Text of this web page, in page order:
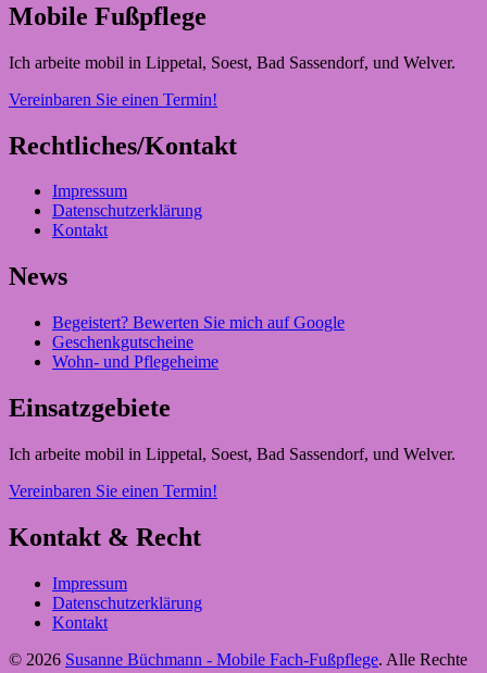
Mobile Fußpflege
Ich arbeite mobil in Lippetal, Soest, Bad Sassendorf, und Welver.
Vereinbaren Sie einen Termin!
Rechtliches/Kontakt
Impressum
Datenschutzerklärung
Kontakt
News
Begeistert? Bewerten Sie mich auf Google
Geschenkgutscheine
Wohn- und Pflegeheime
Einsatzgebiete
Ich arbeite mobil in Lippetal, Soest, Bad Sassendorf, und Welver.
Vereinbaren Sie einen Termin!
Kontakt & Recht
Impressum
Datenschutzerklärung
Kontakt
© 2026 Susanne Büchmann - Mobile Fach-Fußpflege. Alle Rechte